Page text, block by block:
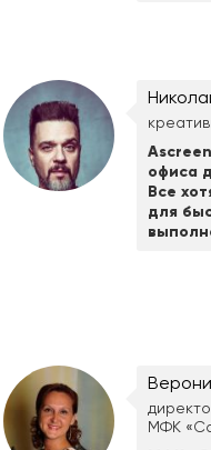
офиса
Все
для
МФК